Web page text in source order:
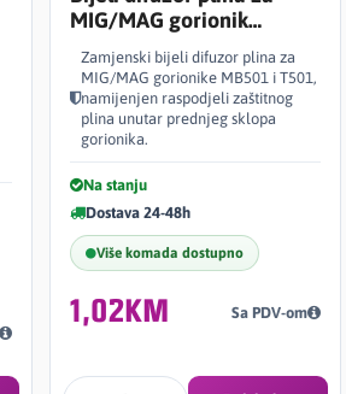
MIG/MAG gorionik
MB501/T501 SP3858W
Zamjenski bijeli difuzor plina za
MIG/MAG gorionike MB501 i T501,
namijenjen raspodjeli zaštitnog
plina unutar prednjeg sklopa
gorionika.
Na stanju
Dostava 24-48h
Više komada dostupno
1,02KM Sa PDV-om